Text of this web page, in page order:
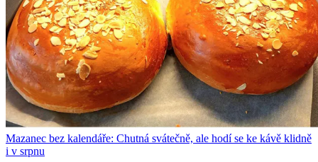
Mazanec bez kalendáře: Chutná svátečně, ale hodí se ke kávě klidně
i v srpnu